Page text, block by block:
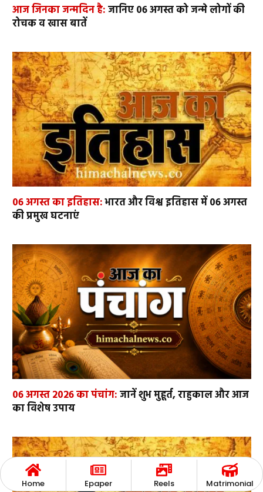
आज जिनका जन्मदिन है:जानिए 06 अगस्त को जन्मे लोगों की
रोचक व खास बातें
06 अगस्त का इतिहास:भारत और विश्व इतिहास में 06 अगस्त
की प्रमुख घटनाएं
06 अगस्त 2026 का पंचांग:जानें शुभ मुहूर्त, राहुकाल और आज
का विशेष उपाय
Home Epaper Reels Matrimonial